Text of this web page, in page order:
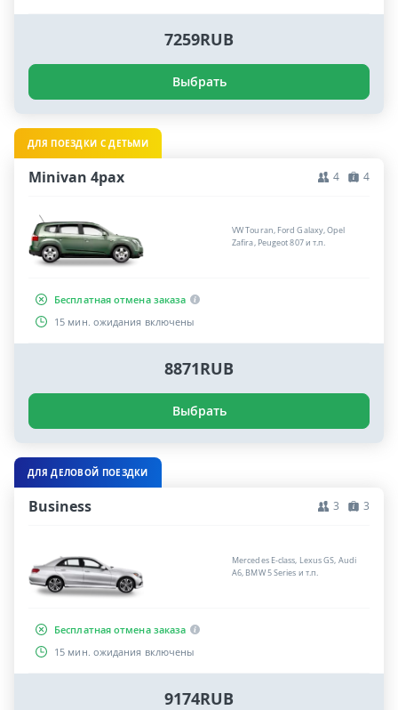
7259RUB
Выбрать
ДЛЯ ПОЕЗДКИ С ДЕТЬМИ
Minivan 4pax 4 4
VW Touran, Ford Galaxy, Opel
Zafira, Peugeot 807 и т.п.
Бесплатная отмена заказа
15 мин. ожидания включены
8871RUB
Выбрать
ДЛЯ ДЕЛОВОЙ ПОЕЗДКИ
Business 3 3
Mercedes E-class, Lexus GS, Audi
A6, BMW 5 Series и т.п.
Бесплатная отмена заказа
15 мин. ожидания включены
9174RUB